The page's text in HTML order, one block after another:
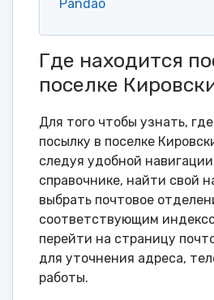
Pandao
Где находится
поселке
Для того чтобы узнать,
посылку в поселке
следуя удобной
справочнике, найти свой
выбрать почтовое
соответствующим
перейти на страницу
для уточнения адреса,
работы.